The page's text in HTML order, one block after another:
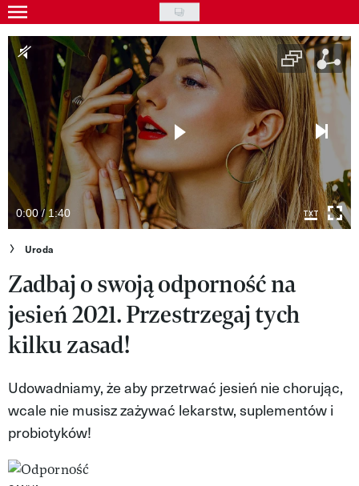
Skip
to
main
content
Gwiazdy
Ludzie
Moda
Uroda
Styl życia
Kultura
Wideo
Nasze akcje
VIVA!ART
VIVA!MODA
VIVA!MAN
VIVA!PEOPLE POWER
VIVA!ITAKA
0:00 / 1:40
Uroda
Zadbaj o swoją odporność na
jesień 2021. Przestrzegaj tych
kilku zasad!
Udowadniamy, że aby przetrwać jesień nie chorując,
wcale nie musisz zażywać lekarstw, suplementów i
probiotyków!